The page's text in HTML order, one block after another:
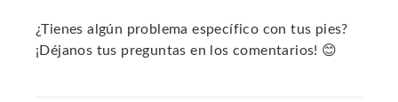
¿Tienes algún problema específico con tus pies?
¡Déjanos tus preguntas en los comentarios! 😊